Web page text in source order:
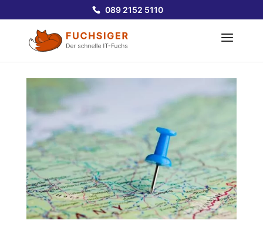
089 2152 5110